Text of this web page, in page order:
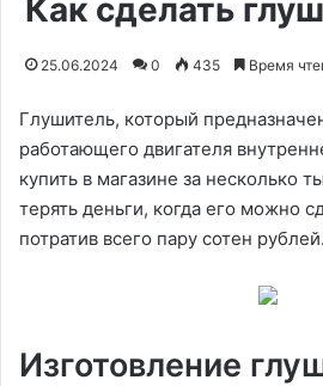
Как сделать
25.06.2024 0 435 Время
Глушитель, который
работающего двигателя
купить в магазине за несколько
терять деньги, когда его можно
потратив всего пару сотен рублей.
Изготовление